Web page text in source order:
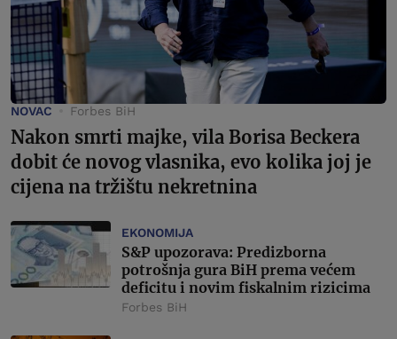
NOVAC Forbes BiH
Nakon smrti majke, vila Borisa Beckera
dobit će novog vlasnika, evo kolika joj je
cijena na tržištu nekretnina
EKONOMIJA
S&P upozorava: Predizborna
potrošnja gura BiH prema većem
deficitu i novim fiskalnim rizicima
Forbes BiH